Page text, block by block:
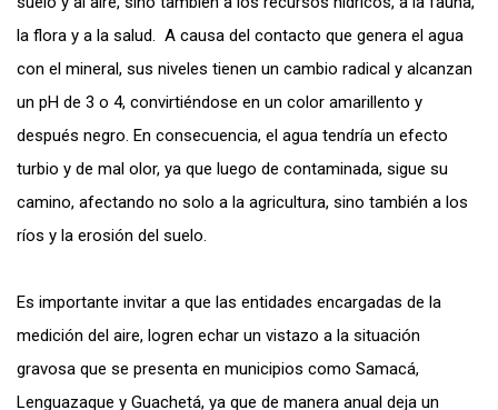
la flora y a la salud. A causa del contacto que genera el agua
con el mineral, sus niveles tienen un cambio radical y alcanzan
un pH de 3 o 4, convirtiéndose en un color amarillento y
después negro. En consecuencia, el agua tendría un efecto
turbio y de mal olor, ya que luego de contaminada, sigue su
camino, afectando no solo a la agricultura, sino también a los
ríos y la erosión del suelo.
Es importante invitar a que las entidades encargadas de la
medición del aire, logren echar un vistazo a la situación
gravosa que se presenta en municipios como Samacá,
Lenguazaque y Guachetá, ya que de manera anual deja un